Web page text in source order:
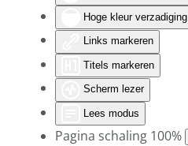
Hoge kleur verzadiging
Links markeren
Titels markeren
Scherm lezer
Lees modus
Pagina schaling 100%